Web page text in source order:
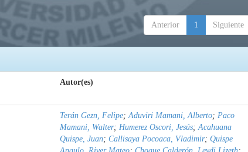
Anterior 1 Siguiente
Autor(es)
Terán Gezn, Felipe;Aduviri Mamani, Alberto; Paco
Mamani, Walter; Humerez Oscori, Jesús;Acahuana
Quispe, Juan; Callisaya Pocoaca, Vladimir; Quispe